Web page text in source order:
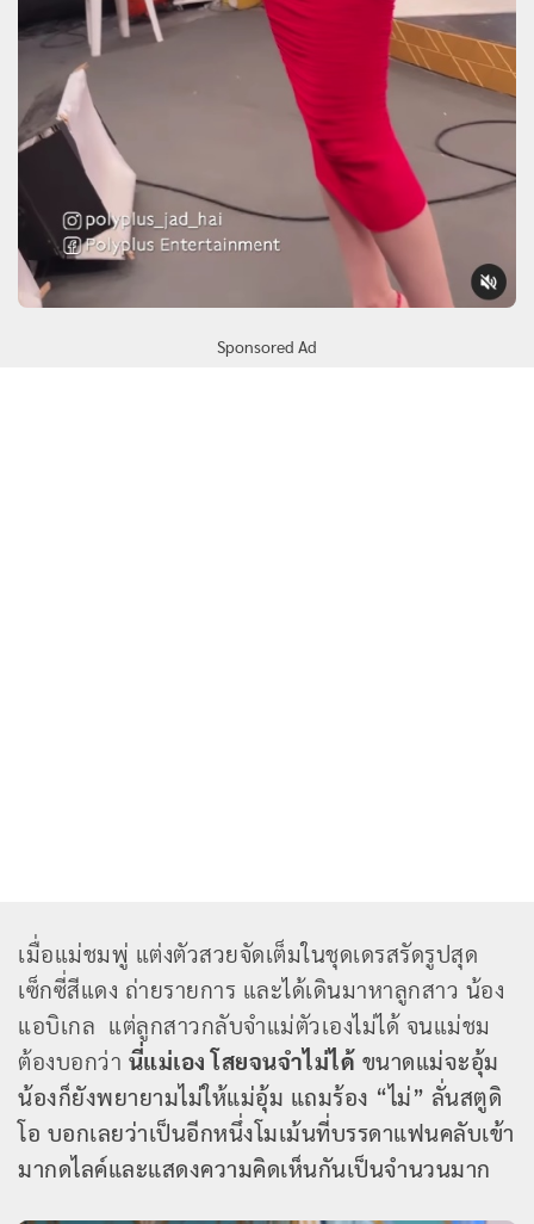
Sponsored Ad
เมื่อแม่ชมพู่ แต่งตัวสวยจัดเต็มในชุดเดรสรัดรูปสุด
เซ็กซี่สีแดง ถ่ายรายการ และได้เดินมาหาลูกสาว น้อง
แอบิเกล แต่ลูกสาวกลับจำแม่ตัวเองไม่ได้ จนแม่ชม
ต้องบอกว่า นี่แม่เอง โสยจนจำไม่ได้ ขนาดแม่จะอุ้ม
น้องก็ยังพยายามไม่ให้แม่อุ้ม แถมร้อง “ไม่” ลั่นสตูดิ
โอ บอกเลยว่าเป็นอีกหนึ่งโมเม้นที่บรรดาแฟนคลับเข้า
มากดไลค์และแสดงความคิดเห็นกันเป็นจำนวนมาก